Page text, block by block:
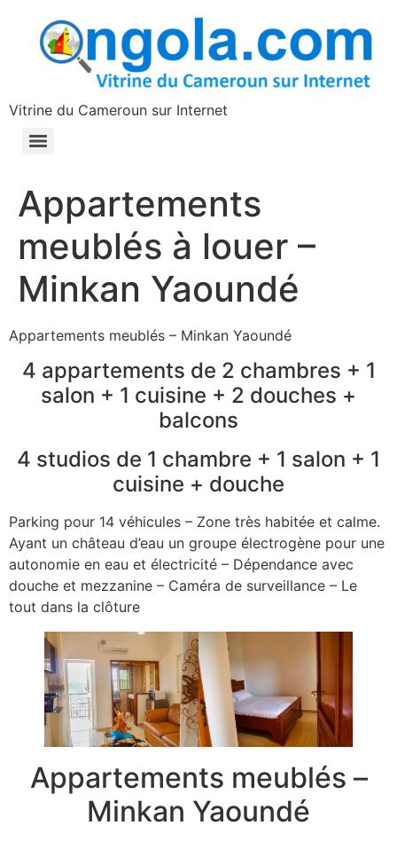
principal
Vitrine du Cameroun sur Internet
Appartements
meublés à louer –
Minkan Yaoundé
Appartements meublés – Minkan Yaoundé
4 appartements de 2 chambres + 1
salon + 1 cuisine + 2 douches +
balcons
4 studios de 1 chambre + 1 salon + 1
cuisine + douche
Parking pour 14 véhicules – Zone très habitée et calme.
Ayant un château d’eau un groupe électrogène pour une
autonomie en eau et électricité – Dépendance avec
douche et mezzanine – Caméra de surveillance – Le
tout dans la clôture
Appartements meublés –
Minkan Yaoundé